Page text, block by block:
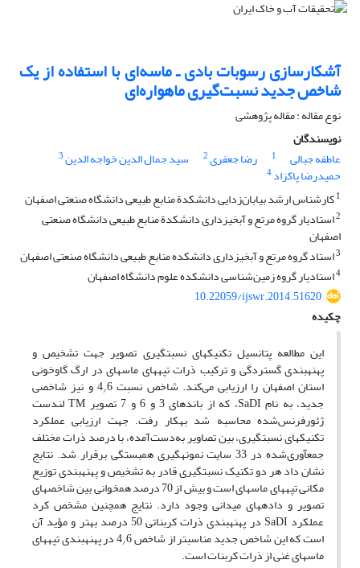
آشکارسازی رسوبات بادی ـ ماسه‌ای با استفاده از یک
شاخص جدید نسبت‌گیری ماهواره‌ای
نوع مقاله : مقاله پژوهشی
نویسندگان
عاطفه جبالی
1 رضا جعفری2 سید جمال الدین خواجه الدین3
حمیدرضا پاکزاد4
1کارشناس ارشد بیابان‌زدایی دانشکدة منابع طبیعی دانشگاه صنعتی اصفهان
2استادیار گروه مرتع و آبخیزداری دانشکدة منابع طبیعی دانشگاه صنعتی
اصفهان
3استاد گروه مرتع و آبخیزداری دانشکده منابع طبیعی دانشگاه صنعتی اصفهان
4استادیار گروه زمین‌شناسی دانشکده علوم دانشگاه اصفهان
10.22059/ijswr.2014.51620
چکیده
این مطالعه پتانسیل تکنیک‏های نسبت‏گیری تصویر جهت تشخیص و
پهنه‏بندی گستردگی و ترکیب ذرات تپه‏های ماسه‏ای در ارگ گاوخونی
استان اصفهان را ارزیابی می‌کند. شاخص نسبت 4 / 6 و نیز شاخصی
جدید، به ‏نام SaDI، که از باندهای 3 و 6 و 7 تصویر TM لندست
ژئورفرنس‌شده محاسبه شد به‏کار رفت. جهت ارزیابی عملکرد
تکنیک‏های نسبت‏گیری، بین تصاویر به‌دست‌آمده، با درصد ذرات مختلف
جمع‏آوری‌شده در 33 سایت نمونه‏گیری همبستگی برقرار شد. نتایج
نشان داد هر دو تکنیک نسبت‏گیری قادر به تشخیص و پهنه‏بندی توزیع
مکانی تپه‏های ماسه‏ای است و بیش از 70 درصد همخوانی بین شاخص‏های
تصویر و داده‏های میدانی وجود دارد. نتایج همچنین مشخص کرد
عملکرد SaDI در پهنه‏بندی ذرات کربناتی 50 درصد بهتر و مؤید آن
است که این شاخص جدید مناسب‏تر از شاخص 4 / 6 در پهنه‏بندی تپه‏های
ماسه‏ای غنی از ذرات کربنات است.